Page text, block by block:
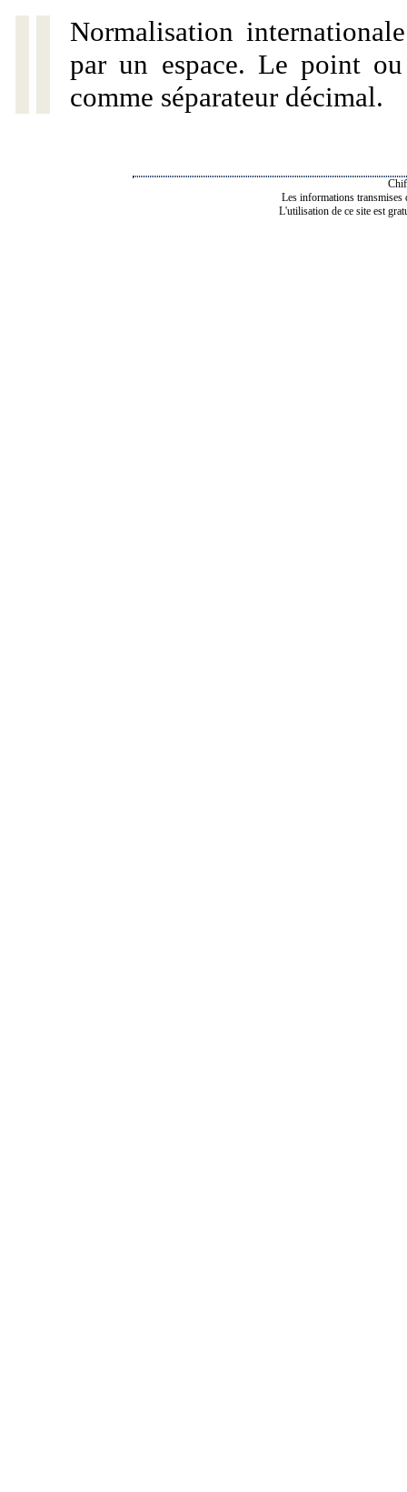
Normalisation
par un espace. Le point
comme séparateur décimal.
Les informations transmises
L'utilisation de ce site est